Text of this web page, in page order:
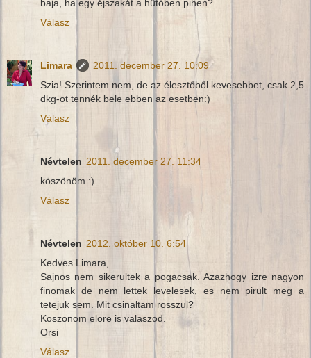
baja, ha egy éjszakát a hűtőben pihen?
Válasz
Limara
2011. december 27. 10:09
Szia! Szerintem nem, de az élesztőből kevesebbet, csak 2,5
dkg-ot tennék bele ebben az esetben:)
Válasz
Névtelen 2011. december 27. 11:34
köszönöm :)
Válasz
Névtelen 2012. október 10. 6:54
Kedves Limara,
Sajnos nem sikerultek a pogacsak. Azazhogy izre nagyon
finomak de nem lettek levelesek, es nem pirult meg a
tetejuk sem. Mit csinaltam rosszul?
Koszonom elore is valaszod.
Orsi
Válasz